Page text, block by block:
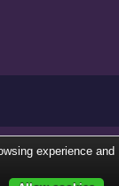
experience and